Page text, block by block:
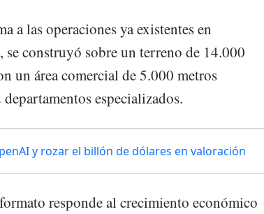
a las operaciones ya existentes en
construyó sobre un terreno de 14.000
un área comercial de 5.000 metros
especializados.
y rozar el billón de dólares en valoración
responde al crecimiento económico